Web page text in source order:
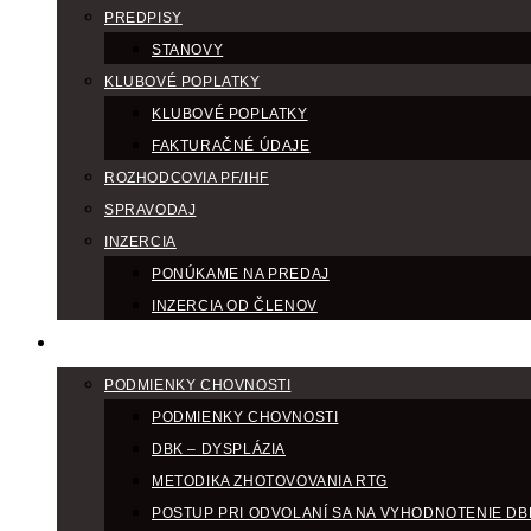
PREDPISY
STANOVY
KLUBOVÉ POPLATKY
KLUBOVÉ POPLATKY
FAKTURAČNÉ ÚDAJE
ROZHODCOVIA PF/IHF
SPRAVODAJ
INZERCIA
PONÚKAME NA PREDAJ
INZERCIA OD ČLENOV
PODMIENKY CHOVNOSTI
PODMIENKY CHOVNOSTI
DBK – DYSPLÁZIA
METODIKA ZHOTOVOVANIA RTG
POSTUP PRI ODVOLANÍ SA NA VYHODNOTENIE